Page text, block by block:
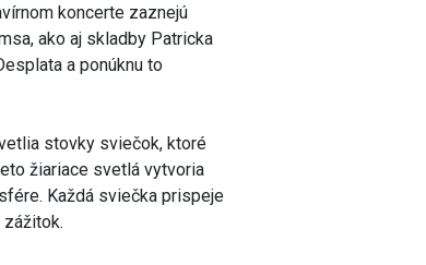
koncerte zaznejú
ako aj skladby Patricka
a ponúknu to
stovky sviečok, ktoré
žiariace svetlá vytvoria
Každá sviečka prispeje